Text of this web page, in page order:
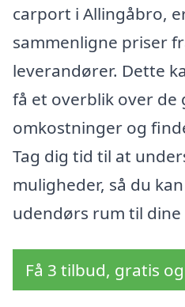
carport i Allingåbro,
sammenligne priser
leverandører. Dette
få et overblik over de
omkostninger og
Tag dig tid til at
muligheder, så du
udendørs rum til dine
Få 3 tilbud, gratis